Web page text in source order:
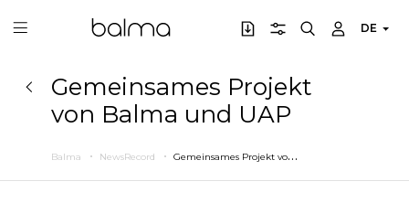
DE
Gemeinsames Projekt
von Balma und UAP
Balma NewsRecord G
emeinsames Projekt von Balma und UAP